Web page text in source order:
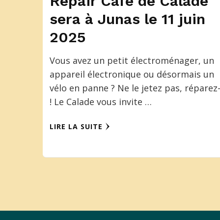
sera à Junas le 11 juin
2025
Vous avez un petit électroménager, un
appareil électronique ou désormais un
vélo en panne ? Ne le jetez pas,
! Le Calade vous invite …
LIRE LA SUITE